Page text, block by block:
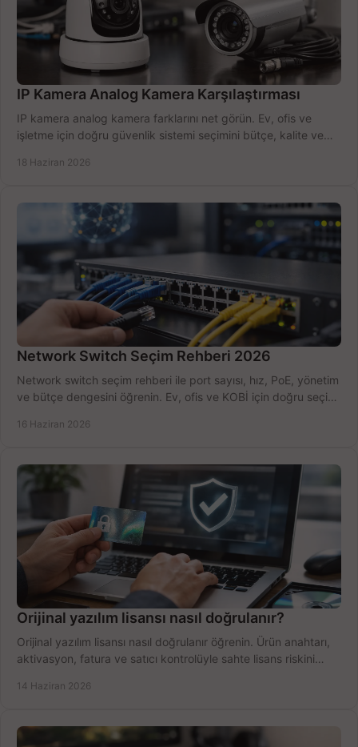
IP Kamera Analog Kamera Karşılaştırması
IP kamera analog kamera farklarını net görün. Ev, ofis ve
işletme için doğru güvenlik sistemi seçimini bütçe, kalite ve
18 Haziran 2026
Network Switch Seçim Rehberi 2026
Network switch seçim rehberi ile port sayısı, hız, PoE, yönetim
ve bütçe dengesini öğrenin. Ev, ofis ve KOBİ için doğru seçimi
16 Haziran 2026
Orijinal yazılım lisansı nasıl doğrulanır?
Orijinal yazılım lisansı nasıl doğrulanır öğrenin. Ürün anahtarı,
aktivasyon, fatura ve satıcı kontrolüyle sahte lisans riskini
14 Haziran 2026